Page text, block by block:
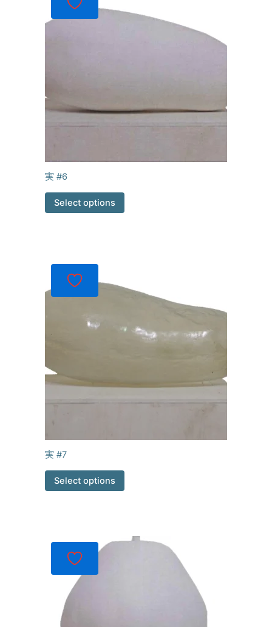
実 #6
Select options
実 #7
Select options